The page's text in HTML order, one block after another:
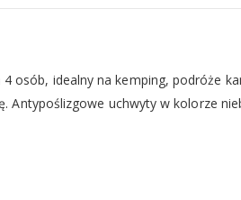
osób, idealny na kemping, podróże
Antypoślizgowe uchwyty w kolorze